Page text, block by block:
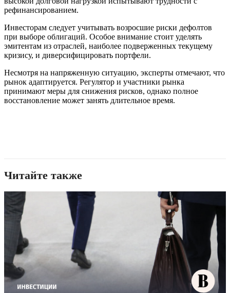
рефинансированием.
Инвесторам следует учитывать возросшие риски дефолтов
при выборе облигаций. Особое внимание стоит уделять
эмитентам из отраслей, наиболее подверженных текущему
кризису, и диверсифицировать портфели.
Несмотря на напряженную ситуацию, эксперты отмечают, что
рынок адаптируется. Регулятор и участники рынка
принимают меры для снижения рисков, однако полное
восстановление может занять длительное время.
Читайте также